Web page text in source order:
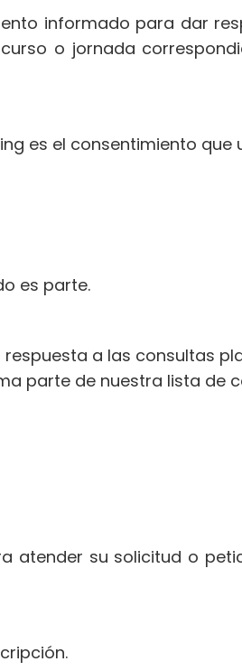
informado para dar
o jornada
es el consentimiento que
es parte.
a las consultas
parte de nuestra lista de
atender su solicitud o